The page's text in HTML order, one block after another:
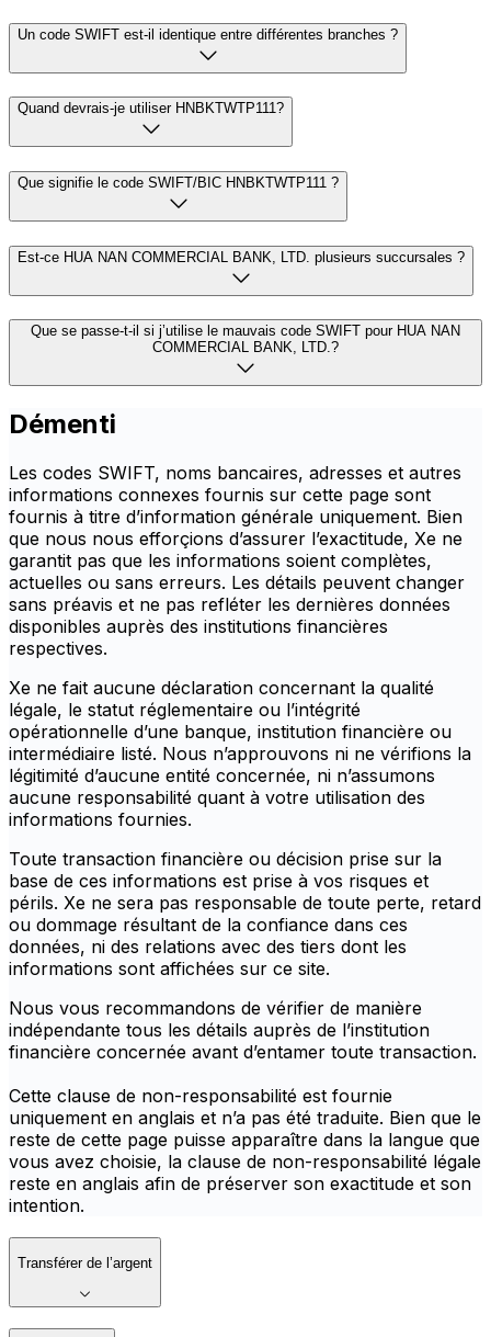
Un code SWIFT est-il identique entre différentes branches ?
Quand devrais-je utiliser HNBKTWTP111?
Que signifie le code SWIFT/BIC HNBKTWTP111 ?
Est-ce HUA NAN COMMERCIAL BANK, LTD. plusieurs succursales ?
Que se passe-t-il si j’utilise le mauvais code SWIFT pour HUA NAN
COMMERCIAL BANK, LTD.?
Démenti
Les codes SWIFT, noms bancaires, adresses et autres
informations connexes fournis sur cette page sont
fournis à titre d’information générale uniquement. Bien
que nous nous efforçions d’assurer l’exactitude, Xe ne
garantit pas que les informations soient complètes,
actuelles ou sans erreurs. Les détails peuvent changer
sans préavis et ne pas refléter les dernières données
disponibles auprès des institutions financières
respectives.
Xe ne fait aucune déclaration concernant la qualité
légale, le statut réglementaire ou l’intégrité
opérationnelle d’une banque, institution financière ou
intermédiaire listé. Nous n’approuvons ni ne vérifions la
légitimité d’aucune entité concernée, ni n’assumons
aucune responsabilité quant à votre utilisation des
informations fournies.
Toute transaction financière ou décision prise sur la
base de ces informations est prise à vos risques et
périls. Xe ne sera pas responsable de toute perte, retard
ou dommage résultant de la confiance dans ces
données, ni des relations avec des tiers dont les
informations sont affichées sur ce site.
Nous vous recommandons de vérifier de manière
indépendante tous les détails auprès de l’institution
financière concernée avant d’entamer toute transaction.
Cette clause de non-responsabilité est fournie
uniquement en anglais et n’a pas été traduite. Bien que le
reste de cette page puisse apparaître dans la langue que
vous avez choisie, la clause de non-responsabilité légale
reste en anglais afin de préserver son exactitude et son
intention.
Transférer de l’argent